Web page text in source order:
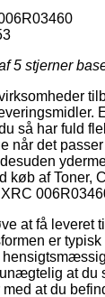
5 stjerner
så har fuld
når det
køb af Toner,
at få leveret
er
at du
at du